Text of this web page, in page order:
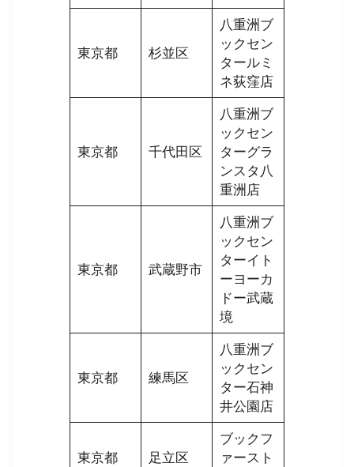
東京都 杉並区
八重洲ブ
ックセン
タールミ
ネ荻窪店
東京都 千代田区
八重洲ブ
ックセン
ターグラ
ンスタ八
重洲店
東京都 武蔵野市
八重洲ブ
ックセン
ターイト
ーヨーカ
ドー武蔵
境
東京都 練馬区
八重洲ブ
ックセン
ター石神
井公園店
東京都 足立区
ブックフ
ァースト